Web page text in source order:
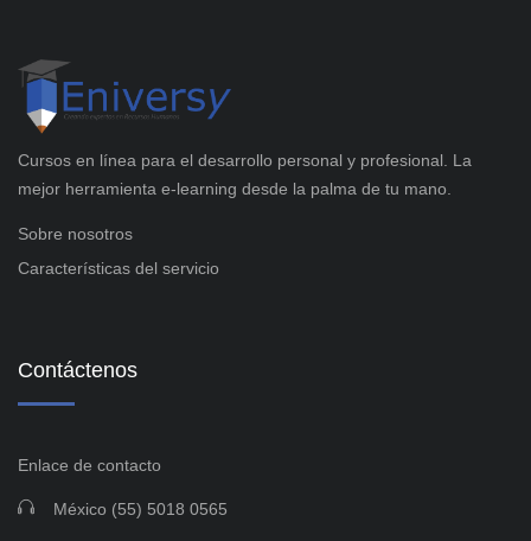
Cursos en línea para el desarrollo personal y profesional. La
mejor herramienta e-learning desde la palma de tu mano.
Sobre nosotros
Características del servicio
Contáctenos
Enlace de contacto
México (55) 5018 0565